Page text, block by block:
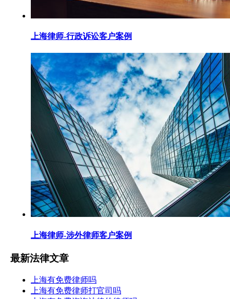
上海律师-行政诉讼客户案例
上海律师-涉外律师客户案例
最新法律文章
上海有免费律师吗
上海有免费律师打官司吗